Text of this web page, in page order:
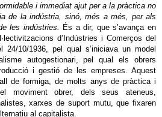
i immediat ajut per a la pràctica no
de la indústria, sinó, més a més, per als
les indústries. És a dir, que s’avança en
d’Indústries i Comerços del
24/10/1936, pel qual s’iniciava un model
autogestionari, pel qual els obrers
i gestió de les empreses. Aquest
de formiga, de molts anys de pràctica i
moviment obrer, dels seus ateneus,
xarxes de suport mutu, que fixaren
al capitalista.